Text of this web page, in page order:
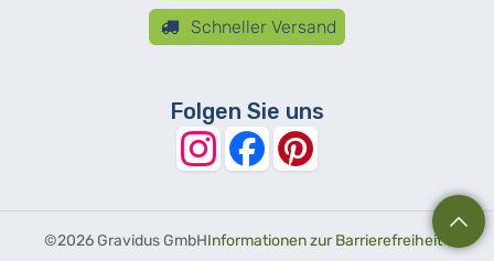
Schneller Versand
Folgen Sie uns
©2026 Gravidus GmbHInformationen zur Barrierefreiheit-